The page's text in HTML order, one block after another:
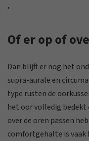
,
Of er op of
Dan blijft er nog het
supra-aurale en
type rusten de
het oor volledig bedekt
over de oren passen
comfortgehalte is